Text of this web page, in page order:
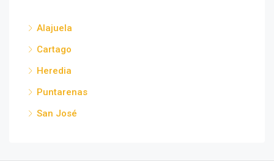
Alajuela
Cartago
Heredia
Puntarenas
San José